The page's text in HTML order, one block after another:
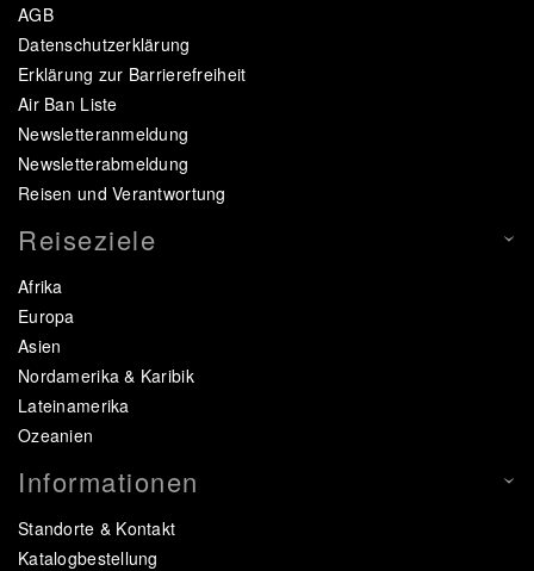
AGB
Datenschutzerklärung
Erklärung zur Barrierefreiheit
Air Ban Liste
Newsletteranmeldung
Newsletterabmeldung
Reisen und Verantwortung
Reiseziele
Afrika
Europa
Asien
Nordamerika & Karibik
Lateinamerika
Ozeanien
Informationen
Standorte & Kontakt
Katalogbestellung